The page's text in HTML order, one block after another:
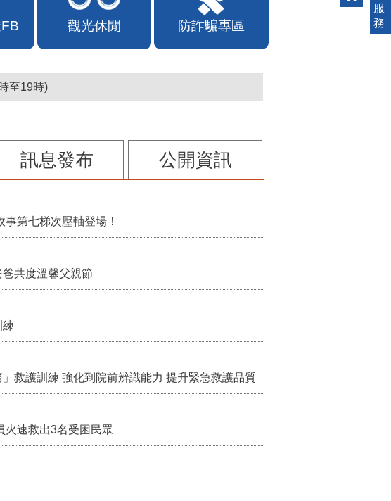
觀光休閒 防詐騙專區
至19時)
訊息發布 公開資訊
第七梯次壓軸登場！
共度溫馨父親節
練
救護訓練 強化到院前辨識能力 提升緊急救護品質
火速救出3名受困民眾
服
務